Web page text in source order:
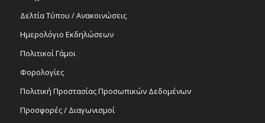
Δελτία Τύπου / Ανακοινώσεις
Ημερολόγιο Εκδηλώσεων
Πολιτικοί Γάμοι
Φορολογίες
Πολιτική Προστασίας Προσωπικών Δεδομένων
Προσφορές / Διαγωνισμοί